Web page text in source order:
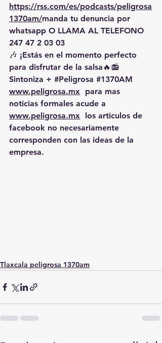
https://rss.com/es/podcasts/peligrosa
1370am/manda tu denuncia por
whatsapp O LLAMA AL TELEFONO
247 47 2 03 03
🎶 ¡Estás en el momento perfecto
para disfrutar de la salsa🔥📻
Sintoniza + #Peligrosa #1370AM
www.peligrosa.mx para mas
noticias formales acude a
www.peligrosa.mx los articulos de
facebook no necesariamente
corresponden con las ideas de la
empresa.
Tlaxcala peligrosa 1370am